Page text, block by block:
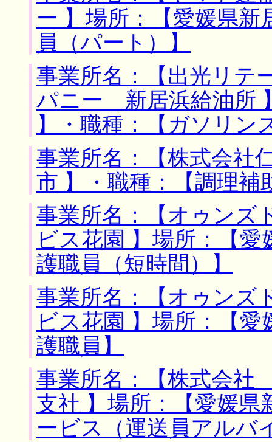
ー 】場所：【愛媛県新
員（パート）】
事業所名：【出光リ
パニー 新居浜給油所
】・職種：【ガソリン
事業所名：【株式会社
市 】・職種：【調理補
事業所名：【オゥン
ビス花園 】場所：【
護職員（短時間）】
事業所名：【オゥン
ビス花園 】場所：【
護職員】
事業所名：【株式会
支社 】場所：【愛媛県
ービス（運送員アルバ